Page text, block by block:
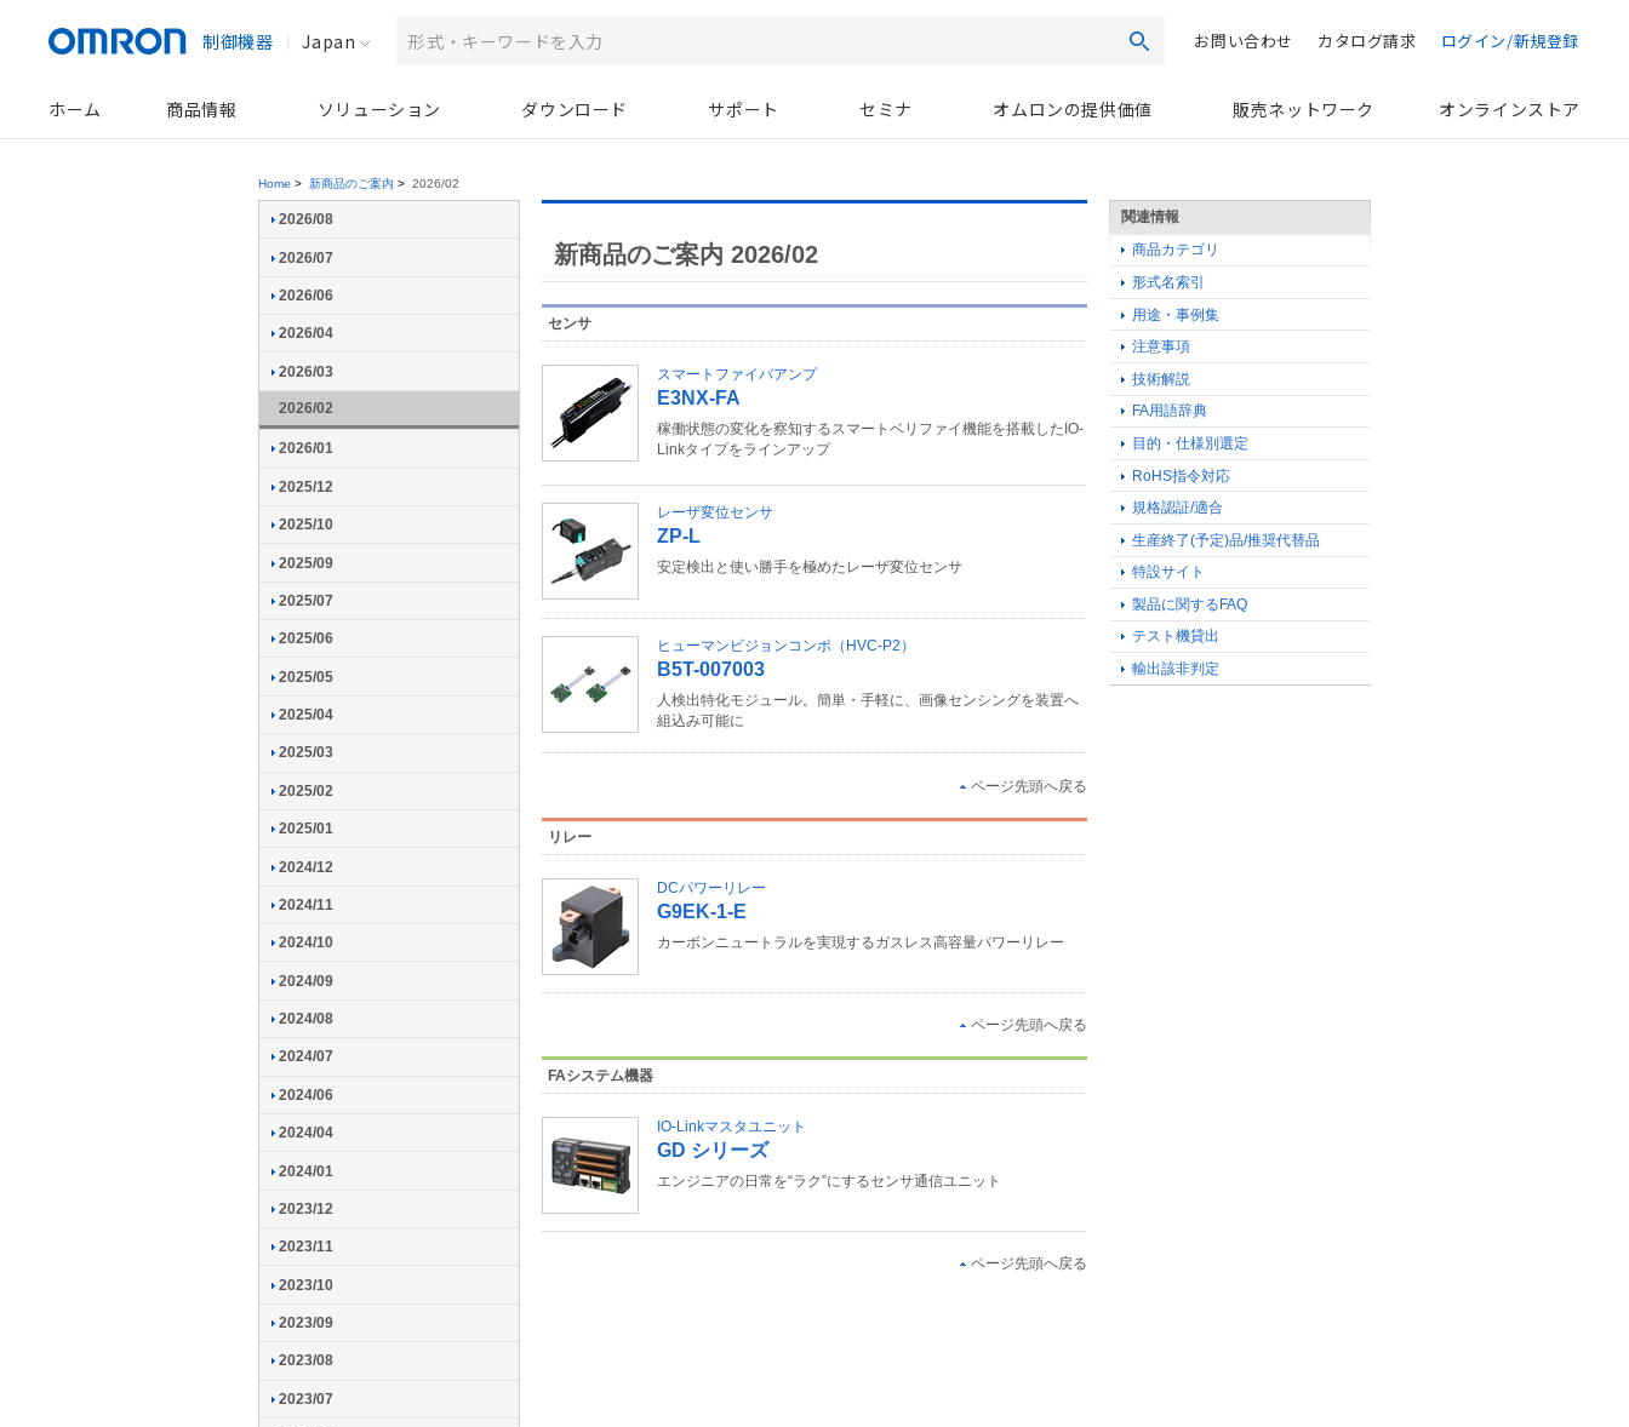
制御機器 Japan お問い合わせ カタログ請求 ログイン/新規登録
ホーム 商品情報 ソリューション ダウンロード サポート セミナ オムロンの提供価値 販売ネットワーク オンラインストア
Home > 新商品のご案内 > 2026/02
新商品のご案内 2026/02
センサ
スマートファイバアンプ
E3NX-FA
稼働状態の変化を察知するスマートベリファイ機能を搭載したIO-
Linkタイプをラインアップ
レーザ変位センサ
ZP-L
安定検出と使い勝手を極めたレーザ変位センサ
ヒューマンビジョンコンポ（HVC-P2）
B5T-007003
人検出特化モジュール。簡単・手軽に、画像センシングを装置へ
組込み可能に
ページ先頭へ戻る
リレー
DCパワーリレー
G9EK-1-E
カーボンニュートラルを実現するガスレス高容量パワーリレー
ページ先頭へ戻る
FAシステム機器
IO-Linkマスタユニット
GD シリーズ
エンジニアの日常を“ラク”にするセンサ通信ユニット
ページ先頭へ戻る
関連情報
商品カテゴリ
形式名索引
用途・事例集
注意事項
技術解説
FA用語辞典
目的・仕様別選定
RoHS指令対応
規格認証/適合
生産終了(予定)品/推奨代替品
特設サイト
製品に関するFAQ
テスト機貸出
輸出該非判定
2026/08
2026/07
2026/06
2026/04
2026/03
2026/02
2026/01
2025/12
2025/10
2025/09
2025/07
2025/06
2025/05
2025/04
2025/03
2025/02
2025/01
2024/12
2024/11
2024/10
2024/09
2024/08
2024/07
2024/06
2024/04
2024/01
2023/12
2023/11
2023/10
2023/09
2023/08
2023/07